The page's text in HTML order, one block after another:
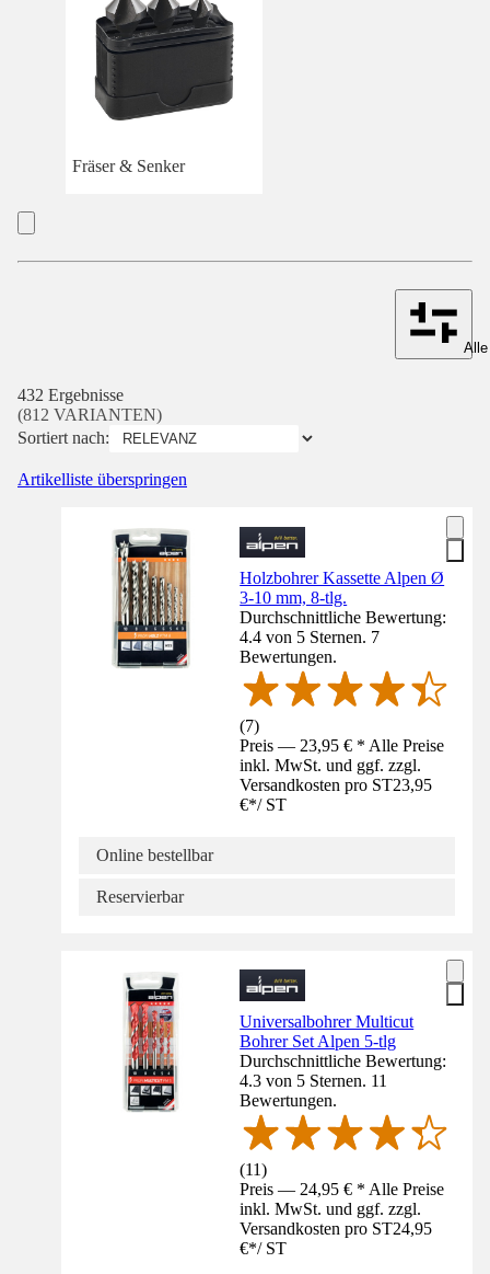
Fräser & Senker
432 Ergebnisse
(812 VARIANTEN)
Sortiert nach:
Artikelliste überspringen
Holzbohrer Kassette Alpen Ø
3-10 mm, 8-tlg.
Durchschnittliche Bewertung:
4.4 von 5 Sternen. 7
Bewertungen.
(7)
Preis — 23,95 € * Alle Preise
inkl. MwSt. und ggf. zzgl.
Versandkosten pro ST23,95
€*/ ST
Online bestellbar
Reservierbar
Universalbohrer Multicut
Bohrer Set Alpen 5-tlg
Durchschnittliche Bewertung:
4.3 von 5 Sternen. 11
Bewertungen.
(11)
Preis — 24,95 € * Alle Preise
inkl. MwSt. und ggf. zzgl.
Versandkosten pro ST24,95
€*/ ST